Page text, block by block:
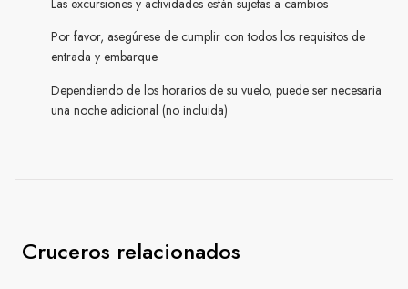
Por favor, asegúrese de cumplir con todos los requisitos de
entrada y embarque
Dependiendo de los horarios de su vuelo, puede ser necesaria
una noche adicional (no incluida)
Cruceros relacionados